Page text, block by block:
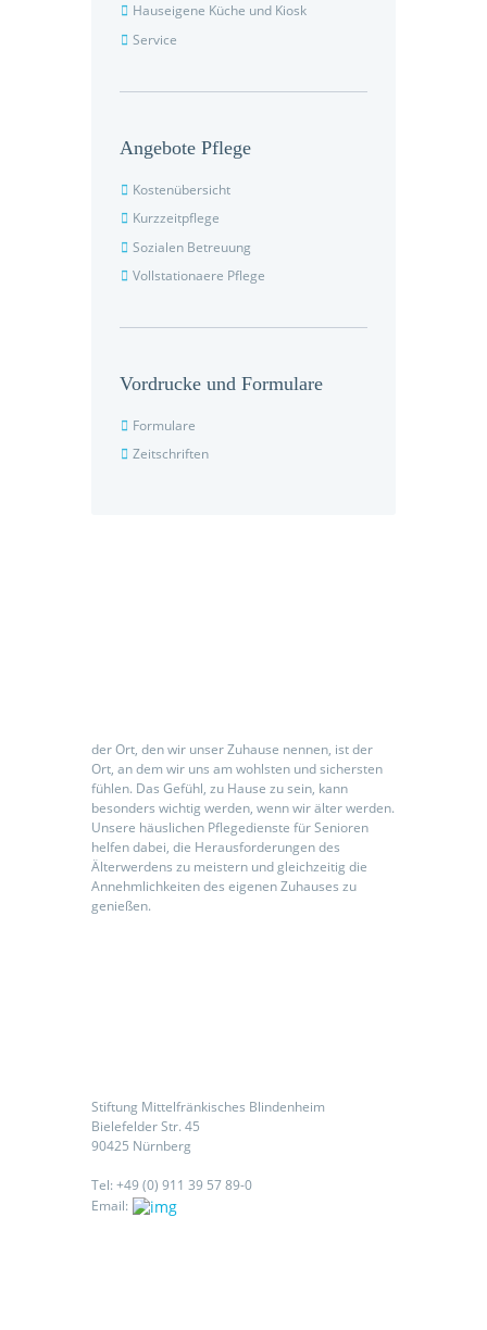
Hauseigene Küche und Kiosk
Service
Angebote Pflege
Kostenübersicht
Kurzzeitpflege
Sozialen Betreuung
Vollstationaere Pflege
Vordrucke und Formulare
Formulare
Zeitschriften
der Ort, den wir unser Zuhause nennen, ist der
Ort, an dem wir uns am wohlsten und sichersten
fühlen. Das Gefühl, zu Hause zu sein, kann
besonders wichtig werden, wenn wir älter werden.
Unsere häuslichen Pflegedienste für Senioren
helfen dabei, die Herausforderungen des
Älterwerdens zu meistern und gleichzeitig die
Annehmlichkeiten des eigenen Zuhauses zu
genießen.
Stiftung Mittelfränkisches Blindenheim
Bielefelder Str. 45
90425 Nürnberg
Tel: +49 (0) 911 39 57 89-0
Email: